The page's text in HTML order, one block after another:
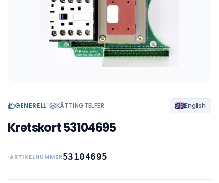
GENERELL| KÄTTINGTELFER English
Kretskort 53104695
ARTIKELNUMMER53104695